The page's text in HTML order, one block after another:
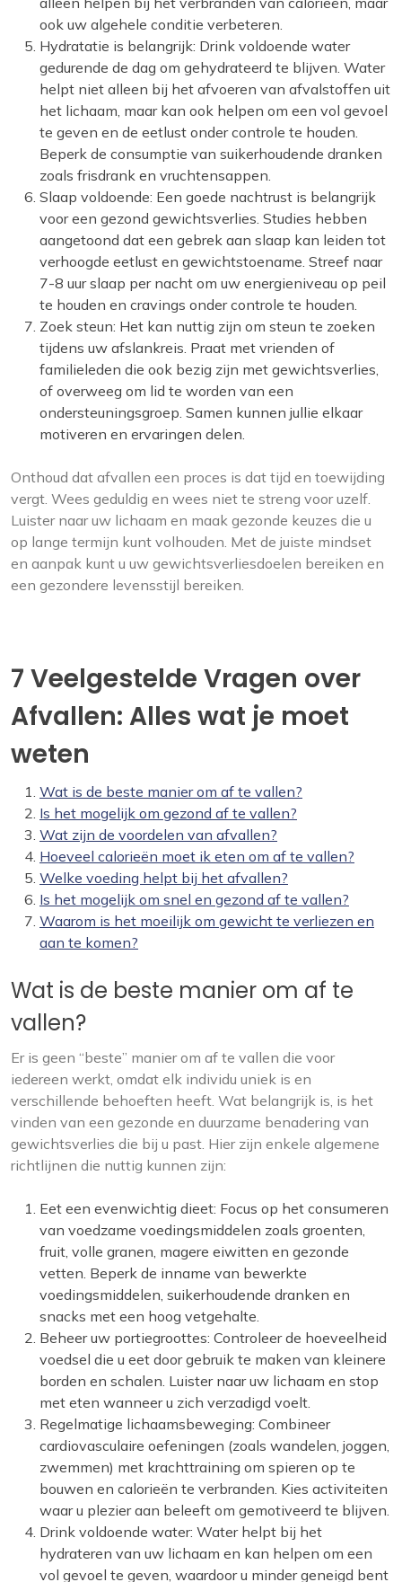
ook uw algehele conditie verbeteren.
Hydratatie is belangrijk: Drink voldoende water
gedurende de dag om gehydrateerd te blijven. Water
helpt niet alleen bij het afvoeren van afvalstoffen uit
het lichaam, maar kan ook helpen om een vol gevoel
te geven en de eetlust onder controle te houden.
Beperk de consumptie van suikerhoudende dranken
zoals frisdrank en vruchtensappen.
Slaap voldoende: Een goede nachtrust is belangrijk
voor een gezond gewichtsverlies. Studies hebben
aangetoond dat een gebrek aan slaap kan leiden tot
verhoogde eetlust en gewichtstoename. Streef naar
7-8 uur slaap per nacht om uw energieniveau op peil
te houden en cravings onder controle te houden.
Zoek steun: Het kan nuttig zijn om steun te zoeken
tijdens uw afslankreis. Praat met vrienden of
familieleden die ook bezig zijn met gewichtsverlies,
of overweeg om lid te worden van een
ondersteuningsgroep. Samen kunnen jullie elkaar
motiveren en ervaringen delen.
Onthoud dat afvallen een proces is dat tijd en toewijding
vergt. Wees geduldig en wees niet te streng voor uzelf.
Luister naar uw lichaam en maak gezonde keuzes die u
op lange termijn kunt volhouden. Met de juiste mindset
en aanpak kunt u uw gewichtsverliesdoelen bereiken en
een gezondere levensstijl bereiken.
7 Veelgestelde Vragen over
Afvallen: Alles wat je moet
weten
Wat is de beste manier om af te vallen?
Is het mogelijk om gezond af te vallen?
Wat zijn de voordelen van afvallen?
Hoeveel calorieën moet ik eten om af te vallen?
Welke voeding helpt bij het afvallen?
Is het mogelijk om snel en gezond af te vallen?
Waarom is het moeilijk om gewicht te verliezen en
aan te komen?
Wat is de beste manier om af te
vallen?
Er is geen “beste” manier om af te vallen die voor
iedereen werkt, omdat elk individu uniek is en
verschillende behoeften heeft. Wat belangrijk is, is het
vinden van een gezonde en duurzame benadering van
gewichtsverlies die bij u past. Hier zijn enkele algemene
richtlijnen die nuttig kunnen zijn:
Eet een evenwichtig dieet: Focus op het consumeren
van voedzame voedingsmiddelen zoals groenten,
fruit, volle granen, magere eiwitten en gezonde
vetten. Beperk de inname van bewerkte
voedingsmiddelen, suikerhoudende dranken en
snacks met een hoog vetgehalte.
Beheer uw portiegroottes: Controleer de hoeveelheid
voedsel die u eet door gebruik te maken van kleinere
borden en schalen. Luister naar uw lichaam en stop
met eten wanneer u zich verzadigd voelt.
Regelmatige lichaamsbeweging: Combineer
cardiovasculaire oefeningen (zoals wandelen, joggen,
zwemmen) met krachttraining om spieren op te
bouwen en calorieën te verbranden. Kies activiteiten
waar u plezier aan beleeft om gemotiveerd te blijven.
Drink voldoende water: Water helpt bij het
hydrateren van uw lichaam en kan helpen om een
vol gevoel te geven, waardoor u minder geneigd bent